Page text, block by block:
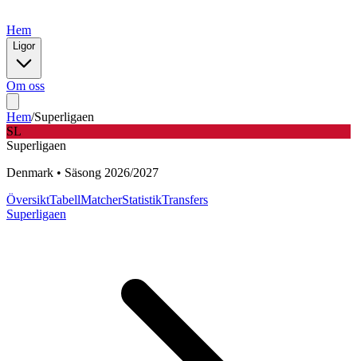
Hem
Ligor
Om oss
Hem/Superligaen
SL
Superligaen
Denmark • Säsong 2026/2027
ÖversiktTabellMatcherStatistikTransfers
Superligaen